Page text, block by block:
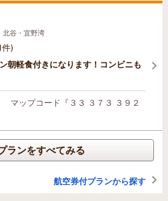
北谷・宜野湾
件)
朝軽食付きになります！コンビニも
マップコード『３３ ３７３ ３９２
ランをすべてみる
航空券付プランから探す